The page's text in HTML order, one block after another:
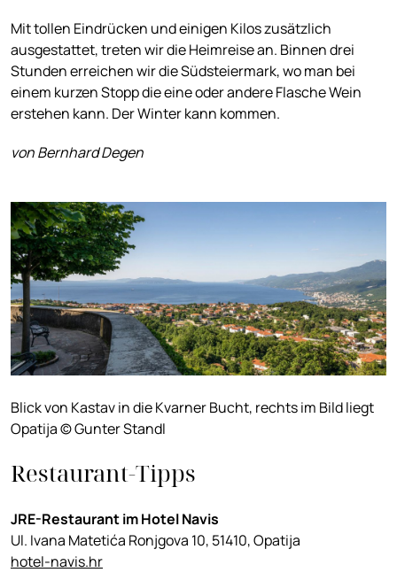
Mit tollen Eindrücken und einigen Kilos zusätzlich
ausgestattet, treten wir die Heimreise an. Binnen drei
Stunden erreichen wir die Südsteiermark, wo man bei
einem kurzen Stopp die eine oder andere Flasche Wein
erstehen kann. Der Winter kann kommen.
von Bernhard Degen
Blick von Kastav in die Kvarner Bucht, rechts im Bild liegt
Opatija © Gunter Standl
Restaurant-Tipps
JRE-Restaurant im Hotel Navis
Ul. Ivana Matetića Ronjgova 10, 51410, Opatija
hotel-navis.hr